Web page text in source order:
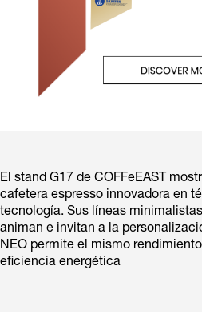
El stand G17 de COFFeEAST
cafetera espresso innovadora en
tecnología. Sus líneas
animan e invitan a la
NEO permite el mismo
eficiencia energética